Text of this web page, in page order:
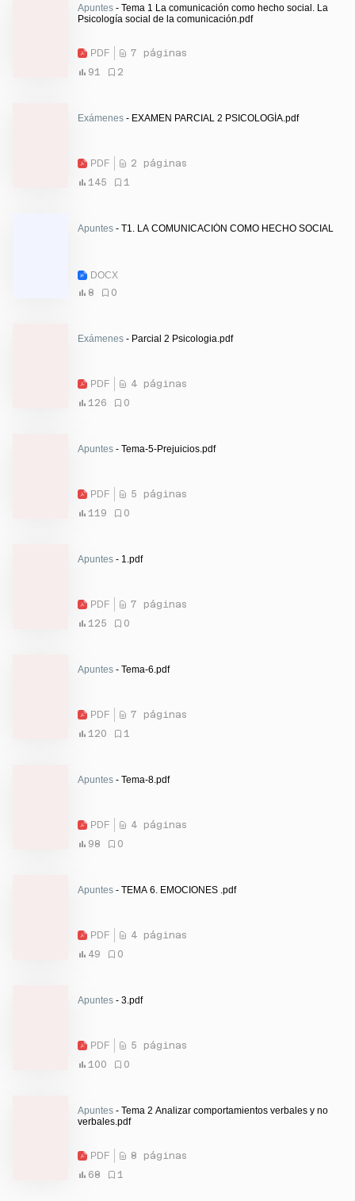
Apuntes - Tema 1 La comunicación como hecho social. La
Psicología social de la comunicación.pdf
PDF
7 páginas
91
2
Exámenes - EXAMEN PARCIAL 2 PSICOLOGÍA.pdf
PDF
2 páginas
145
1
Apuntes - T1. LA COMUNICACIÓN COMO HECHO SOCIAL
DOCX
8
0
Exámenes - Parcial 2 Psicologia.pdf
PDF
4 páginas
126
0
Apuntes - Tema-5-Prejuicios.pdf
PDF
5 páginas
119
0
Apuntes - 1.pdf
PDF
7 páginas
125
0
Apuntes - Tema-6.pdf
PDF
7 páginas
120
1
Apuntes - Tema-8.pdf
PDF
4 páginas
98
0
Apuntes - TEMA 6. EMOCIONES .pdf
PDF
4 páginas
49
0
Apuntes - 3.pdf
PDF
5 páginas
100
0
Apuntes - Tema 2 Analizar comportamientos verbales y no
verbales.pdf
PDF
8 páginas
68
1